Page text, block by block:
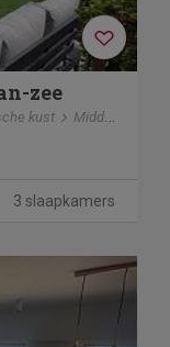
zee
kust Middelkerke
3 slaapkamers
Next